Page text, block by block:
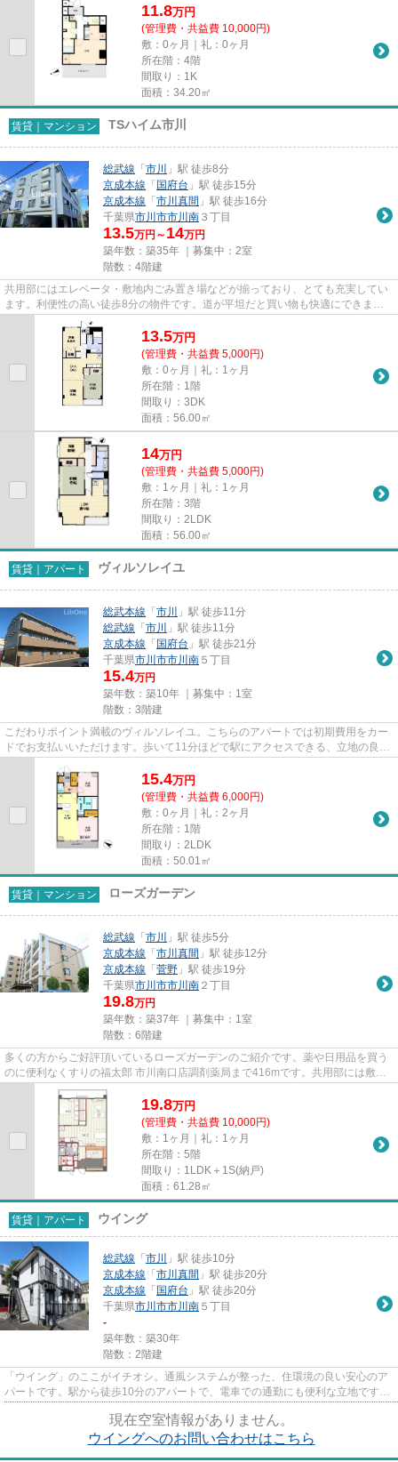
11.8万円
(管理費・共益費 10,000円)
敷：0ヶ月｜礼：0ヶ月
所在階：4階
間取り：1K
面積：34.20㎡
賃貸｜マンション TSハイム市川
総武線 「 市川
」駅 徒歩8分
京成本線 「 国府台 」駅 徒歩15分
京成本線 「 市川真間 」駅 徒歩16分
千葉県市川市市川南 ３丁目
13.5万円～ 14万円
築年数：築35年 ｜募集中： 2室
階数：4階建
共用部にはエレベータ・敷地内ごみ置き場などが揃っており、とても充実してい
ます。利便性の高い徒歩8分の物件です。道が平坦だと買い物も快適にできます
ね。こちらの物件では初期費用...
13.5万円
(管理費・共益費 5,000円)
敷：0ヶ月｜礼：1ヶ月
所在階：1階
間取り：3DK
面積：56.00㎡
14万円
(管理費・共益費 5,000円)
敷：1ヶ月｜礼：1ヶ月
所在階：3階
間取り：2LDK
面積：56.00㎡
賃貸｜アパート ヴィルソレイユ
総武本線 「 市川
」駅 徒歩11分
総武線 「 市川
」駅 徒歩11分
京成本線 「 国府台 」駅 徒歩21分
千葉県市川市市川南 ５丁目
15.4万円
築年数：築10年 ｜募集中： 1室
階数：3階建
こだわりポイント満載のヴィルソレイユ。こちらのアパートでは初期費用をカー
ドでお支払いいただけます。歩いて11分ほどで駅にアクセスできる、立地の良さ
15.4万円
(管理費・共益費 6,000円)
敷：0ヶ月｜礼：2ヶ月
所在階：1階
間取り：2LDK
面積：50.01㎡
賃貸｜マンション ローズガーデン
総武線 「 市川
」駅 徒歩5分
京成本線 「 市川真間 」駅 徒歩12分
京成本線 「 菅野 」駅 徒歩19分
千葉県市川市市川南 ２丁目
19.8万円
築年数：築37年 ｜募集中： 1室
階数：6階建
多くの方からご好評頂いているローズガーデンのご紹介です。薬や日用品を買う
のに便利なくすりの福太郎 市川南口店調剤薬局まで416mです。共用部には敷地
内ごみ置き場・エレベータなど...
19.8万円
(管理費・共益費 10,000円)
敷：1ヶ月｜礼：1ヶ月
所在階：5階
間取り：1LDK＋1S(納戸)
面積：61.28㎡
賃貸｜アパート ウイング
総武線 「 市川
」駅 徒歩10分
京成本線 「 市川真間 」駅 徒歩20分
京成本線 「 国府台 」駅 徒歩20分
千葉県市川市市川南 ５丁目
-
築年数：築30年
階数：2階建
「ウイング」のここがイチオシ。通風システムが整った、住環境の良い安心のア
パートです。駅から徒歩10分のアパートで、電車での通勤にも便利な立地です。
現在空室情報がありません。
ウイングへのお問い合わせはこちら